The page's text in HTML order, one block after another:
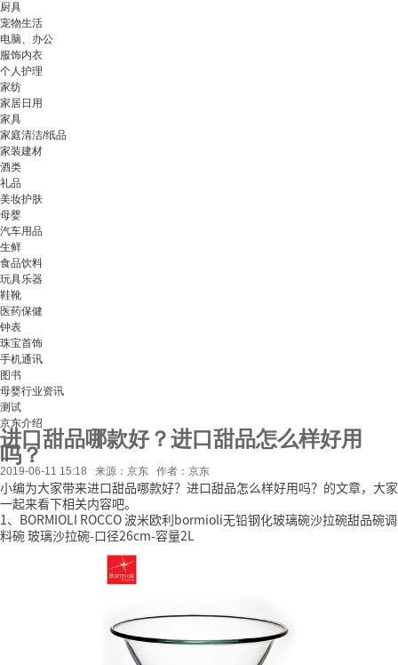
厨具
宠物生活
电脑、办公
服饰内衣
个人护理
家纺
家居日用
家具
家庭清洁/纸品
家装建材
酒类
礼品
美妆护肤
母婴
汽车用品
生鲜
食品饮料
玩具乐器
鞋靴
医药保健
钟表
珠宝首饰
手机通讯
图书
母婴行业资讯
测试
京东介绍
进口甜品哪款好？进口甜品怎么样好用
吗？
2019-06-11 15:18 来源：京东 作者：京东
小编为大家带来进口甜品哪款好？进口甜品怎么样好用吗？的文章，大家
一起来看下相关内容吧。
1、BORMIOLI ROCCO 波米欧利bormioli无铅钢化玻璃碗沙拉碗甜品碗调
料碗 玻璃沙拉碗-口径26cm-容量2L